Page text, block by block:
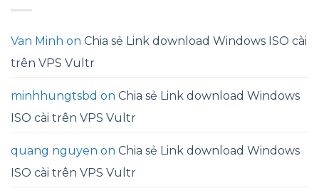
Van Minh on Chia sẻ Link download Windows ISO cài
trên VPS Vultr
minhhungtsbd on Chia sẻ Link download Windows
ISO cài trên VPS Vultr
quang nguyen on Chia sẻ Link download Windows
ISO cài trên VPS Vultr